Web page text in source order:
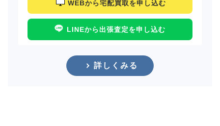
WEBから宅配買取を申し込む
LINEから出張査定を申し込む
詳しくみる